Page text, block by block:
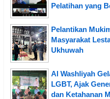
Pelatihan yang
Pelantikan
Masyarakat
Ukhuwah
Al Washliyah
LGBT, Ajak
dan Ketahanan